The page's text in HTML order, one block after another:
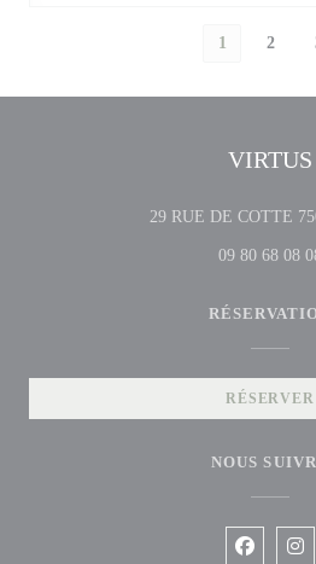
1 2
VIRTUS
29 RUE DE COTTE
09 80 68 08
RÉSERVER
NOUS